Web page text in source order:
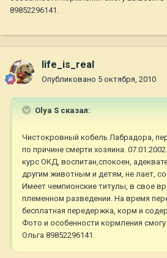
89852296141.
life_is_real
Опубликовано 5 октября, 2010
Olya S сказал:
Чистокровный кобель Лабрадора,
по причине смерти хозяина.
курс ОКД, воспитан,спокоен,
другим животным и детям, не лает,
Имеет чемпионские титулы, в свое
племенном разведении. На время
бесплатная передержка, корм и
Фото и особенности кормления
Ольга 89852296141.